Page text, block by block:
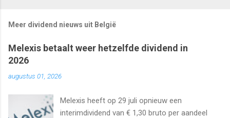
Meer dividend nieuws uit België
Melexis betaalt weer hetzelfde dividend in
2026
augustus 01, 2026
Melexis heeft op 29 juli opnieuw een
interimdividend van € 1,30 bruto per aandeel